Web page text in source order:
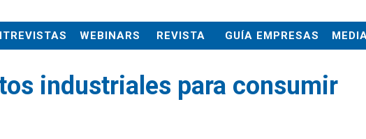
WEBINARS REVISTA GUÍA EMPRESAS
industriales para consumir